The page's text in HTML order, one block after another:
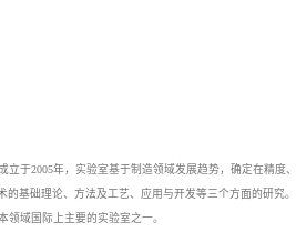
于2005年，实验室基于制造领域发展趋势，确定在精度、
的基础理论、方法及工艺、应用与开发等三个方面的研究
域国际上主要的实验室之一。